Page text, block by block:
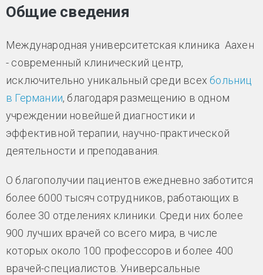
Общие сведения
Международная университетская клиника Аахен
- современный клинический центр,
исключительно уникальный среди всехбольниц
в Германии, благодаря размещению в одном
учреждении новейшей диагностики и
эффективной терапии, научно-практической
деятельности и преподавания.
О благополучии пациентов ежедневно заботится
более 6000 тысяч сотрудников, работающих в
более 30 отделениях клиники. Среди них более
900 лучших врачей со всего мира, в числе
которых около 100 профессоров и более 400
врачей-специалистов. Универсальные